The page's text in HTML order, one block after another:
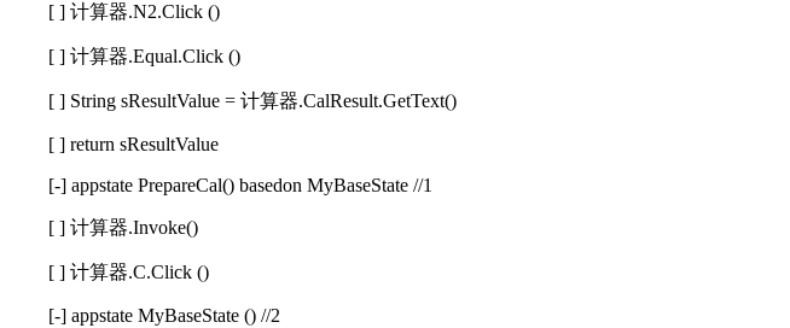
[ ] 计算器.N2.Click ()
[ ] 计算器.Equal.Click ()
[ ] String sResultValue = 计算器.CalResult.GetText()
[ ] return sResultValue
[-] appstate PrepareCal() basedon MyBaseState //1
[ ] 计算器.Invoke()
[ ] 计算器.C.Click ()
[-] appstate MyBaseState () //2